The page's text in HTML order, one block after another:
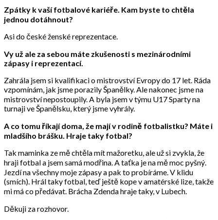
Zpátky k vaší fotbalové kariéře. Kam byste to chtěla
jednou dotáhnout?
Asi do české ženské reprezentace.
Vy už ale za sebou máte zkušenosti s mezinárodními
zápasy i reprezentací.
Zahrála jsem si kvalifikaci o mistrovství Evropy do 17 let. Ráda
vzpomínám, jak jsme porazily Španělky. Ale nakonec jsme na
mistrovství nepostoupily. A byla jsem v týmu U17 Sparty na
turnaji ve Španělsku, který jsme vyhrály.
A co tomu říkají doma, že mají v rodině fotbalistku? Máte i
mladšího brášku. Hraje taky fotbal?
Tak maminka ze mě chtěla mít mažoretku, ale už si zvykla, že
hraji fotbal a jsem samá modřina. A taťka je na mě moc pyšný.
Jezdí na všechny moje zápasy a pak to probíráme. V klidu
(smích). Hrál taky fotbal, teď ještě kope v amatérské lize, takže
mi má co předávat. Brácha Zdenda hraje taky, v Lubech.
Děkuji za rozhovor.